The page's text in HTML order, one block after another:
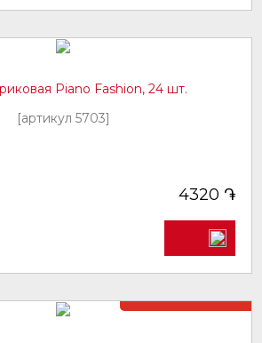
Piano Fashion, 24 шт.
[артикул 5703]
4320 ֏